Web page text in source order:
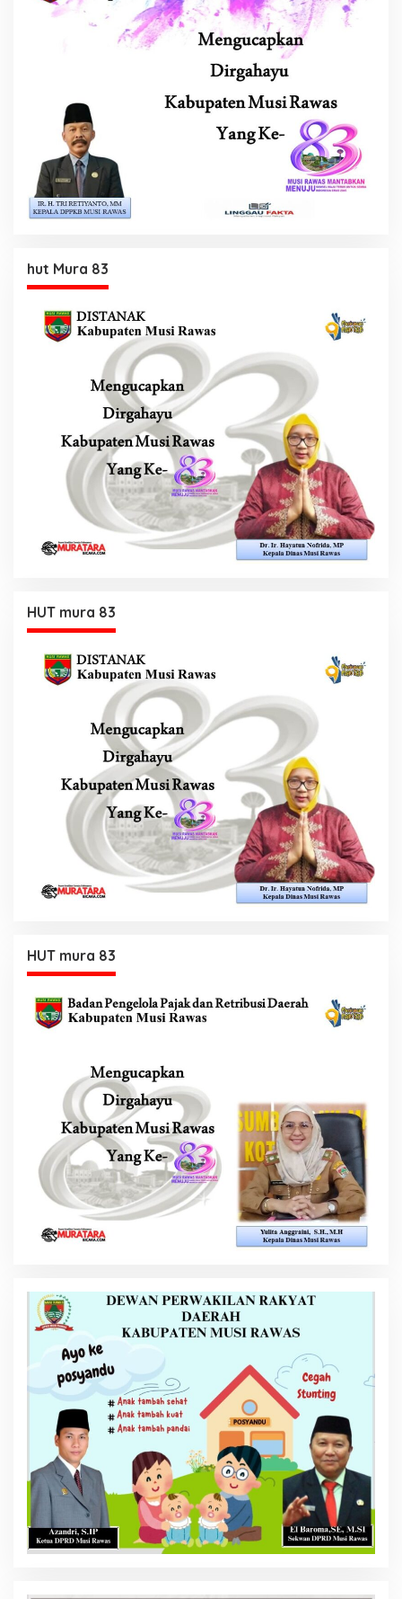
hut Mura 83
HUT mura 83
HUT mura 83